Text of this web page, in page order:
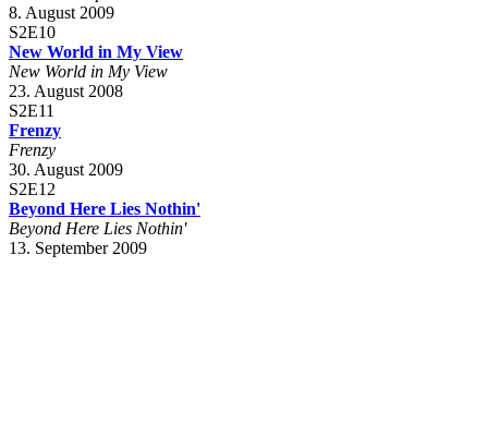
8. August 2009
S2E10
New World in My View
New World in My View
23. August 2008
S2E11
Frenzy
Frenzy
30. August 2009
S2E12
Beyond Here Lies Nothin'
Beyond Here Lies Nothin'
13. September 2009